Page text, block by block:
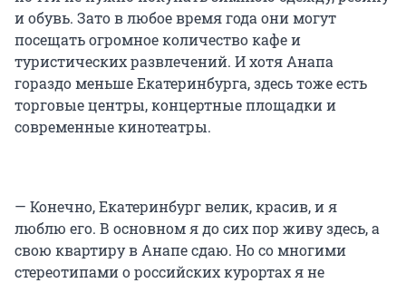
и обувь. Зато в любое время года они могут
посещать огромное количество кафе и
туристических развлечений. И хотя Анапа
гораздо меньше Екатеринбурга, здесь тоже есть
торговые центры, концертные площадки и
современные кинотеатры.
— Конечно, Екатеринбург велик, красив, и я
люблю его. В основном я до сих пор живу здесь, а
свою квартиру в Анапе сдаю. Но со многими
стереотипами о российских курортах я не